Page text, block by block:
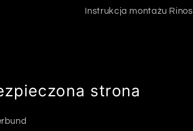
Instrukcja montażu Rinos
strona